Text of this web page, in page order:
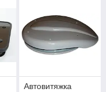
Автовитяжка